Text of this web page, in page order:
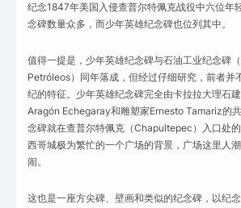
纪念1847年美国入侵查普尔特佩克战役中六位年
念碑数量众多，而少年英雄纪念碑也位列其中。
值得一提是，少年英雄纪念碑与石油工业纪念碑
Petróleos）同年落成，但经过仔细研究，前者并
纪的特征。少年英雄纪念碑完全由卡拉拉大理石
Aragón Echegaray和雕塑家Ernesto Tamariz的
念碑就在查普尔特佩克（Chapultepec）入口处
西哥城极为繁忙的一个广场的背景，广场这里人
闹。
这也是一座方尖碑、壁画和类似的纪念碑，以纪